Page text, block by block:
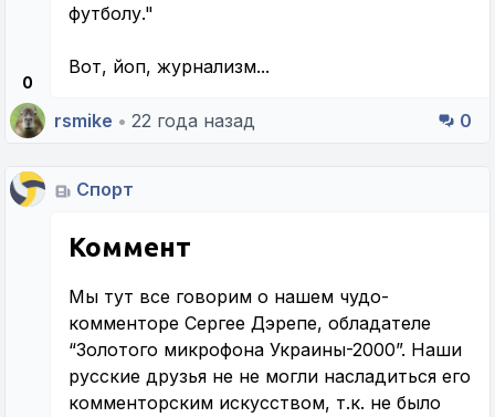
0
футболу."
Вот, йоп, журнализм...
rsmike • 22 года назад 0
Спорт
Коммент
Мы тут все говорим о нашем чудо-
комменторе Сергее Дэрепе, обладателе
“Золотого микрофона Украины-2000”. Наши
русские друзья не не могли насладиться его
комменторским искусством, т.к. не было